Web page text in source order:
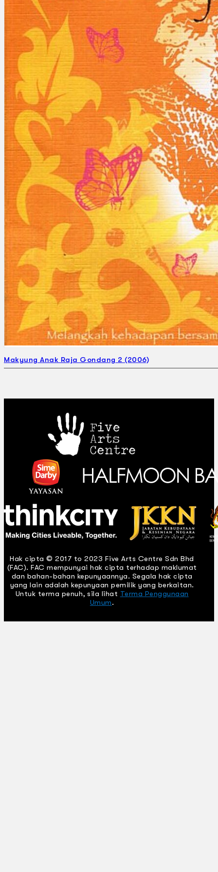
Gelintar
Makyung Anak Raja Gondang 2 (2006)
Hak cipta © 2017 to 2023 Five Arts Centre Sdn Bhd
(FAC). FAC mempunyai hak cipta terhadap maklumat
dan bahan-bahan kepunyaannya. Segala hak cipta
yang lain adalah kepunyaan pemilik yang berkaitan.
Untuk terma penuh, sila lihat Terma Penggunaan
Umum.